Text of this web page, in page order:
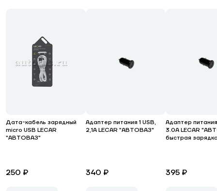
Дата-кабель зарядный
micro USB LECAR
"АВТОВАЗ"
250 ₽
Адаптер питания 1 USB,
2,1А LECAR "АВТОВАЗ"
340 ₽
Адаптер питания
3.0А LECAR
быстрая
395 ₽